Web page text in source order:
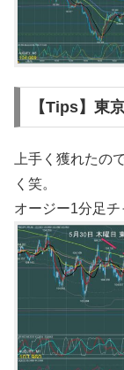
【Tips】東
上手く獲れたの
く笑。
オージー1分足チ